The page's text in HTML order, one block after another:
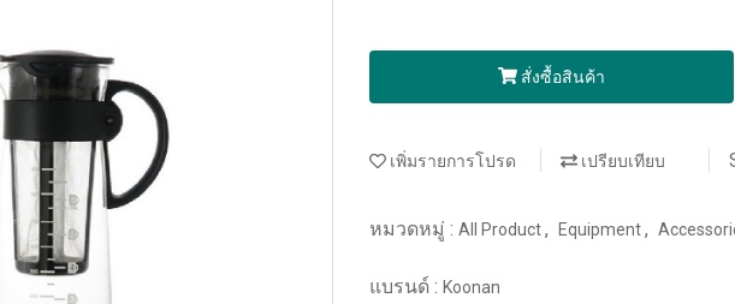
สั่งซื้อสินค้า
เพิ่มรายการโปรด เปรียบเทียบ
หมวดหมู่ : All Product, Equipment,
แบรนด์ : Koonan